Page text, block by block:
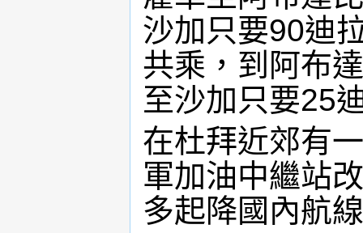
沙加只要90迪
共乘，到阿布
至沙加只要25
在杜拜近郊有
軍加油中繼站
多起降國內航